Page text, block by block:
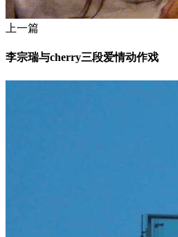
上一篇
李宗瑞与cherry三段爱情动作戏